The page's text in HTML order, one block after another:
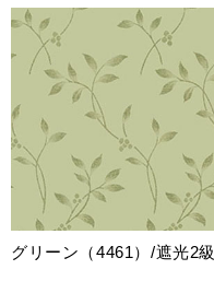
グリーン（4461）/遮光2級